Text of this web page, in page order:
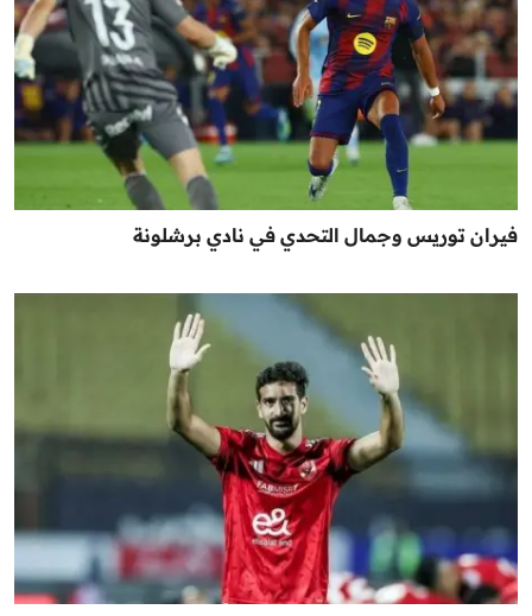
فيران توريس وجمال التحدي في نادي برشلونة